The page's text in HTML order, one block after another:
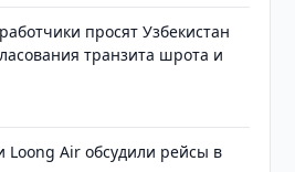
просят Узбекистан
транзита шрота и
Loong Air обсудили рейсы в